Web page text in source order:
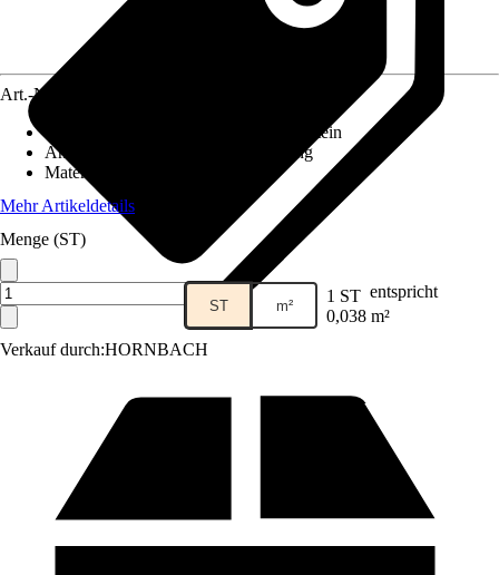
Verkauf durch:HORNBACH
Art.-Nr.
Trockenmauerstein, Vollstein
Anwendung
Abgrenzung, Gestaltung
Material
Mehr Artikeldetails
Menge (ST)
ST m² 1 ST entspricht
0,038 m²